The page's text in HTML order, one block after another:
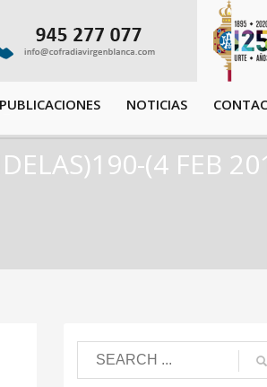
PUBLICACIONES NOTICIAS
(4 FEB